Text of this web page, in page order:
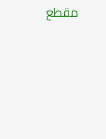
مقطع